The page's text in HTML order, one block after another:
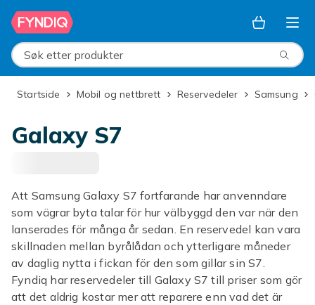
Hopp til hovedinnhold
Søk etter produkter
Startside Mobil og nettbrett Reservedeler Samsung
Galaxy S7
Att Samsung Galaxy S7 fortfarande har anvenndare
som vägrar byta talar för hur välbyggd den var när den
lanserades för många år sedan. En reservedel kan vara
skillnaden mellan byrålådan och ytterligare måneder
av daglig nytta i fickan för den som gillar sin S7.
Fyndiq har reservedeler till Galaxy S7 till priser som gör
att det aldrig kostar mer att reparere enn vad det är